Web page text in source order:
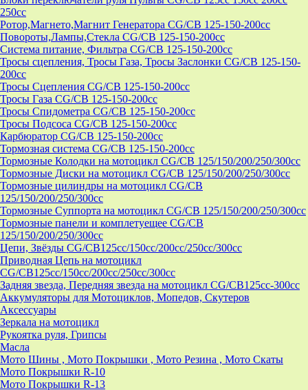
250cc
Ротор,Магнето,Магнит Генератора CG/CB 125-150-200cc
Повороты,Лампы,Стекла CG/CB 125-150-200cc
Система питание, Фильтра CG/CB 125-150-200cc
Тросы сцепления, Тросы Газа, Тросы Заслонки CG/CB 125-150-
200cc
Тросы Сцепления CG/CB 125-150-200cc
Тросы Газа CG/CB 125-150-200cc
Тросы Спидометра CG/CB 125-150-200cc
Тросы Подсоса CG/CB 125-150-200cc
Карбюратор CG/CB 125-150-200cc
Тормозная система CG/CB 125-150-200cc
Тормозные Колодки на мотоцикл CG/CB 125/150/200/250/300cc
Тормозные Диски на мотоцикл CG/CB 125/150/200/250/300cc
Тормозные цилиндры на мотоцикл CG/CB
125/150/200/250/300cc
Тормозные Суппорта на мотоцикл CG/CB 125/150/200/250/300cc
Тормозные панели и комплетуещее CG/CB
125/150/200/250/300cc
Цепи, Звёзды CG/CB125cc/150cc/200cc/250cc/300cc
Приводная Цепь на мотоцикл
CG/CB125cc/150cc/200cc/250cc/300cc
Задняя звезда, Передняя звезда на мотоцикл CG/CB125cc-300сс
Аккумуляторы для Мотоциклов, Мопедов, Скутеров
Аксессуары
Зеркала на мотоцикл
Рукоятка руля, Грипсы
Масла
Мото Шины , Мото Покрышки , Мото Резина , Мото Скаты
Мото Покрышки R-10
Мото Покрышки R-13